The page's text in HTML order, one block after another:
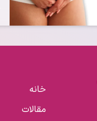
خانه
مقالات